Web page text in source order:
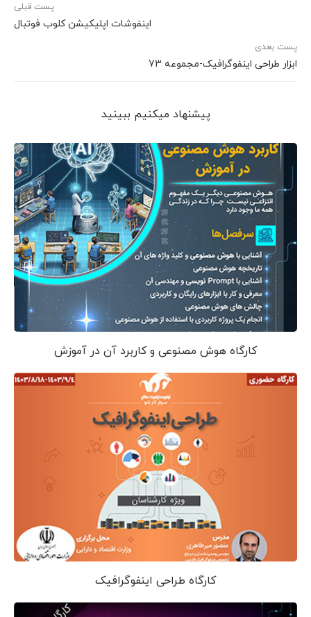
پست قبلی
اینفوشات اپلیکیشن کلوب فوتبال
پست بعدی
ابزار طراحی اینفوگرافیک-مجموعه 73
پیشنهاد می‎کنیم ببینید
کارگاه هوش مصنوعی و کاربرد آن در آموزش
کارگاه طراحی اینفوگرافیک